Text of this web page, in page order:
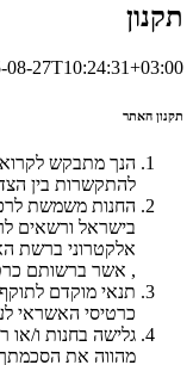
תקנון
08-27T10:24:31+03:00
תקנון האתר
הנך מתבקש לקרוא
להתקשרות בין
החנות משמשת
אלקטרוני ברשת
, אשר ברשותם
תנאי מוקדם
כרטיסי האשראי
גלישה בחנות ו/או
מהווה את הסכמתך